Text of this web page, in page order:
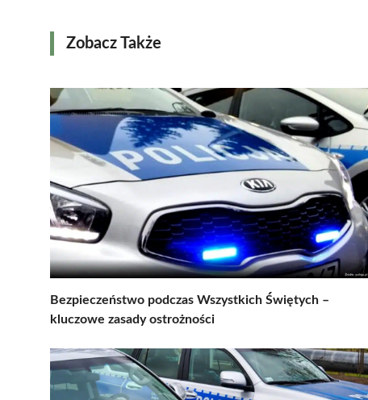
Zobacz Także
Bezpieczeństwo podczas Wszystkich Świętych –
kluczowe zasady ostrożności